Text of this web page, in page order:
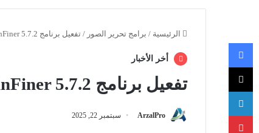
الرئيسية / برامج تحرير الصور / تفعيل برنامج SkinFiner 5.7.2
أخر الأخبار
تفعيل برنامج SkinFiner 5.7.2
ArzalPro سبتمبر 22, 2025
فيسبوك
‫X
لينكدإن
بينتيريست